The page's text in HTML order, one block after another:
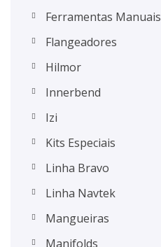
Ferramentas Manuais
Flangeadores
Hilmor
Innerbend
Izi
Kits Especiais
Linha Bravo
Linha Navtek
Mangueiras
Manifolds